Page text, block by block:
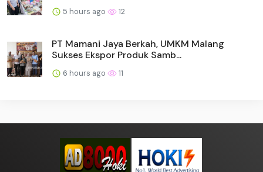
5 hours ago 12
PT Mamani Jaya Berkah, UMKM Malang
Sukses Ekspor Produk Samb...
6 hours ago 11